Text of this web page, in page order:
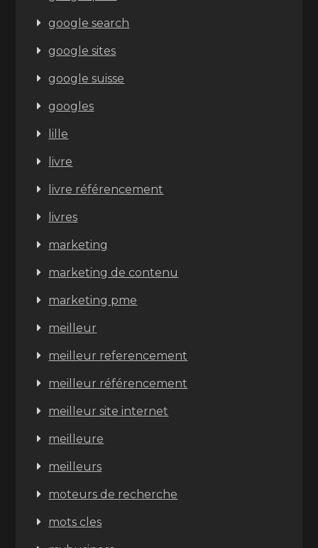
google search
google sites
google suisse
googles
lille
livre
livre référencement
livres
marketing
marketing de contenu
marketing pme
meilleur
meilleur referencement
meilleur référencement
meilleur site internet
meilleure
meilleurs
moteurs de recherche
mots cles